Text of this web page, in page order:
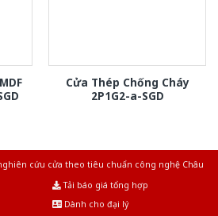
Cửa Thép Chống Cháy
2P1G2-a-SGD
cứu cửa theo tiêu chuẩn công nghệ Châu
Tải báo giá tổng hợp
Dành cho đại lý